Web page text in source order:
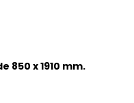
850 x 1910 mm.